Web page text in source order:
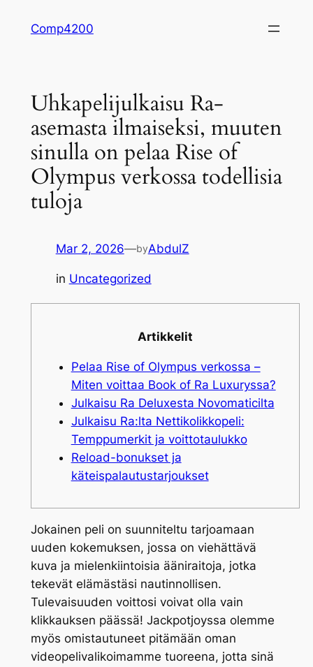
Comp4200
Uhkapelijulkaisu Ra-
asemasta ilmaiseksi, muuten
sinulla on pelaa Rise of
Olympus verkossa todellisia
tuloja
Mar 2, 2026—byAbdulZ
in Uncategorized
Artikkelit
Pelaa Rise of Olympus verkossa –
Miten voittaa Book of Ra Luxuryssa?
Julkaisu Ra Deluxesta Novomaticilta
Julkaisu Ra:lta Nettikolikkopeli:
Temppumerkit ja voittotaulukko
Reload-bonukset ja
käteispalautustarjoukset
Jokainen peli on suunniteltu tarjoamaan
uuden kokemuksen, jossa on viehättävä
kuva ja mielenkiintoisia ääniraitoja, jotka
tekevät elämästäsi nautinnollisen.
Tulevaisuuden voittosi voivat olla vain
klikkauksen päässä! Jackpotjoyssa olemme
myös omistautuneet pitämään oman
videopelivalikoimamme tuoreena, jotta sinä